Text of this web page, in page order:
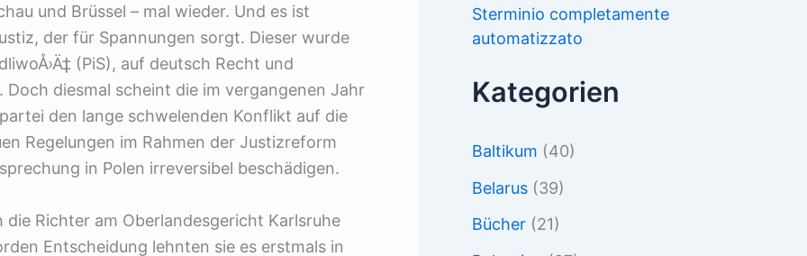
und Brüssel – mal wieder. Und es ist
der für Spannungen sorgt. Dieser wurde
(PiS), auf deutsch Recht und
diesmal scheint die im vergangenen Jahr
den lange schwelenden Konflikt auf die
Regelungen im Rahmen der Justizreform
in Polen irreversibel beschädigen.
Richter am Oberlandesgericht Karlsruhe
Entscheidung lehnten sie es erstmals in
Sterminio completamente
automatizzato
Kategorien
Baltikum (40)
Belarus (39)
Bücher (21)